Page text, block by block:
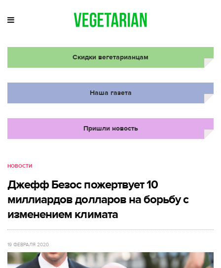
Скидки вегетарианцам
Наша газета
Пришли новость
НОВОСТИ
Джефф Безос пожертвует 10
миллиардов долларов на борьбу с
изменением климата
19 ФЕВРАЛЯ 2020